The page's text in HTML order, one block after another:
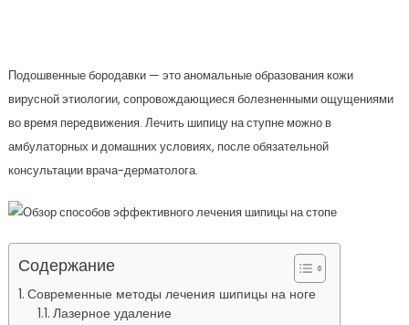
Подошвенные бородавки — это аномальные образования кожи
вирусной этиологии, сопровождающиеся болезненными ощущениями
во время передвижения. Лечить шипицу на ступне можно в
амбулаторных и домашних условиях, после обязательной
консультации врача-дерматолога.
Содержание
Современные методы лечения шипицы на ноге
Лазерное удаление